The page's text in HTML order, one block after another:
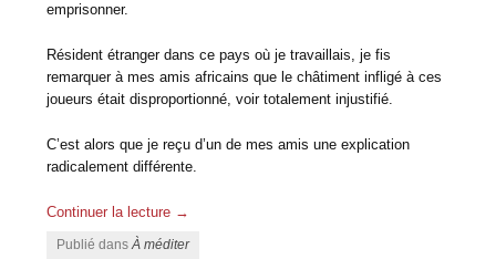
emprisonner.
Résident étranger dans ce pays où je travaillais, je fis
remarquer à mes amis africains que le châtiment infligé à ces
joueurs était disproportionné, voir totalement injustifié.
C’est alors que je reçu d’un de mes amis une explication
radicalement différente.
Continuer la lecture →
Publié dansÀ méditer